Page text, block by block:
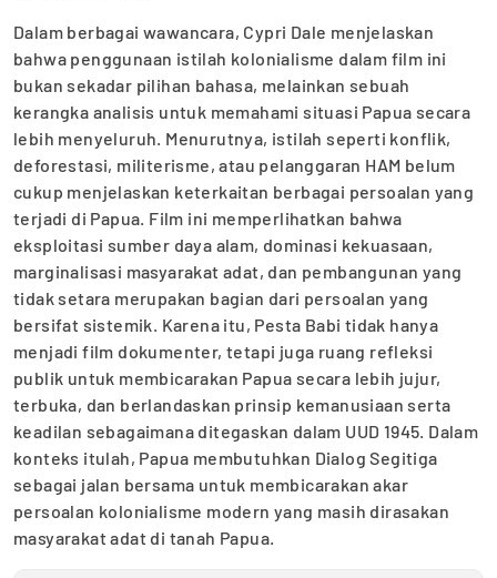
Dalam berbagai wawancara, Cypri Dale menjelaskan
bahwa penggunaan istilah kolonialisme dalam film ini
bukan sekadar pilihan bahasa, melainkan sebuah
kerangka analisis untuk memahami situasi Papua secara
lebih menyeluruh. Menurutnya, istilah seperti konflik,
deforestasi, militerisme, atau pelanggaran HAM belum
cukup menjelaskan keterkaitan berbagai persoalan yang
terjadi di Papua. Film ini memperlihatkan bahwa
eksploitasi sumber daya alam, dominasi kekuasaan,
marginalisasi masyarakat adat, dan pembangunan yang
tidak setara merupakan bagian dari persoalan yang
bersifat sistemik. Karena itu, Pesta Babi tidak hanya
menjadi film dokumenter, tetapi juga ruang refleksi
publik untuk membicarakan Papua secara lebih jujur,
terbuka, dan berlandaskan prinsip kemanusiaan serta
keadilan sebagaimana ditegaskan dalam UUD 1945. Dalam
konteks itulah, Papua membutuhkan Dialog Segitiga
sebagai jalan bersama untuk membicarakan akar
persoalan kolonialisme modern yang masih dirasakan
masyarakat adat di tanah Papua.